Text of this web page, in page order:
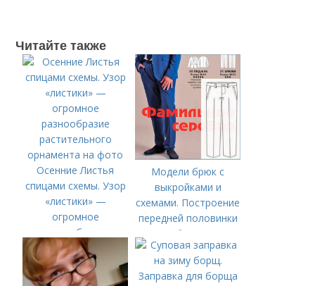
Читайте также
Осенние Листья
спицами схемы. Узор
«листики» —
огромное
разнообразие
растительного
орнамента на фото
Модели брюк с
выкройками и
схемами. Построение
передней половинки
брюк